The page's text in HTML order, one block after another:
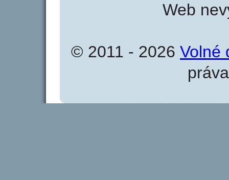
Web
© 2011 - 2026 Volné